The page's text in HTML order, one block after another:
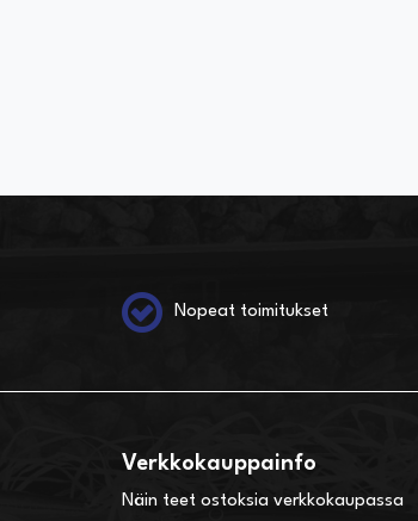
Nopeat toimitukset
Verkkokauppainfo
Näin teet ostoksia verkkokaupassa